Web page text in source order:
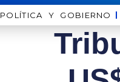
POLÍTICA Y GOBIERNO